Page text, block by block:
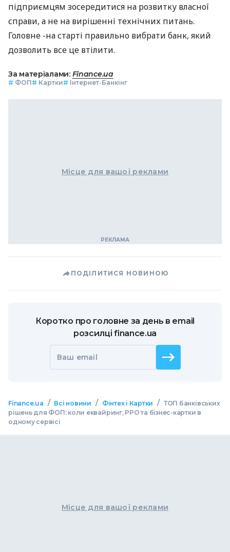
підприємцям зосередитися на розвитку власної
справи, а не на вирішенні технічних питань.
Головне -на старті правильно вибрати банк, який
дозволить все це втілити.
За матеріалами: Finance.ua
# ФОП# Картки# Інтернет-Банкінг
Місце для вашої реклами
ПОДІЛИТИСЯ НОВИНОЮ
Коротко про головне за день в email
розсилці finance.ua
Ваш email
Finance.ua / Всі новини / Фінтех і Картки / ТОП банківських
рішень для ФОП: коли еквайринг, РРО та бізнес-картки в
одному сервісі
Місце для вашої реклами